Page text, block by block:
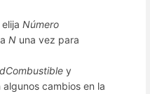
elijaNúmero
N una vez para
y
algunos cambios en la